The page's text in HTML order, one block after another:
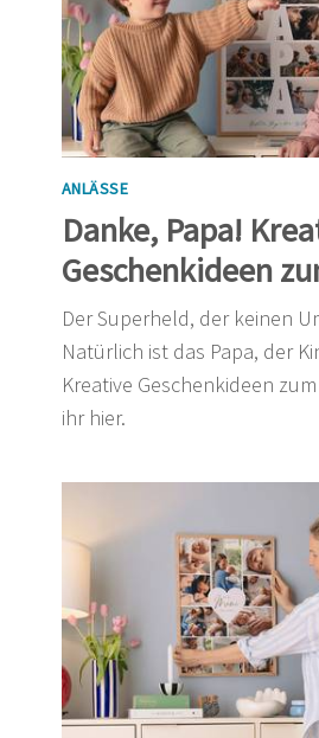
ANLÄSSE
Danke, Papa!
Geschenkideen
Der Superheld, der keinen
Natürlich ist das Papa, der
Kreative Geschenkideen
ihr hier.